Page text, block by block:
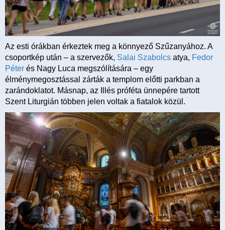
Az esti órákban érkeztek meg a könnyező Szűzanyához. A
csoportkép után – a szervezők, Salai Szabolcs atya, Fedor
Péter és Nagy Luca megszólítására – egy
élménymegosztással zárták a templom előtti parkban a
zarándoklatot. Másnap, az Illés próféta ünnepére tartott
Szent Liturgián többen jelen voltak a fiatalok közül.